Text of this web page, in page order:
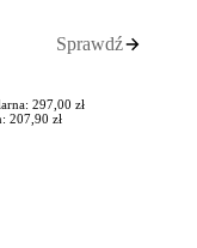
Sprawdź
297,00 zł
207,90 zł